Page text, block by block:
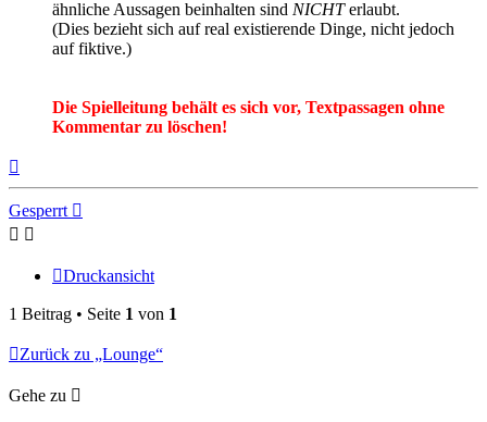
ähnliche Aussagen beinhalten sind NICHTerlaubt.
(Dies bezieht sich auf real existierende Dinge, nicht jedoch
auf fiktive.)
Die Spielleitung behält es sich vor, Textpassagen ohne
Kommentar zu löschen!
Gesperrt
Druckansicht
1 Beitrag • Seite 1 von 1
Zurück zu „Lounge“
Gehe zu